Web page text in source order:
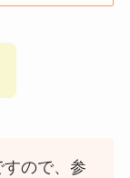
ので、参